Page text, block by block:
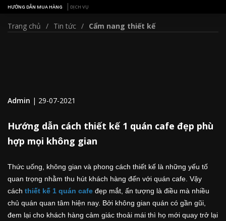
HƯỚNG DẪN MUA HÀNG DỊCH VỤ
Trang chủ Tin tức Cẩm nang thiết kế
Admin | 29-07-2021
Hướng dẫn cách thiết kế 1 quán cafe đẹp phù
hợp mọi không gian
Thức uống, không gian và phong cách thiết kế là những yếu tố
quan trọng nhằm thu hút khách hàng đến với quán cafe. Vậy
cách thiết kế 1 quán cafe đẹp mắt, ấn tượng là điều mà nhiều
chủ quán quan tâm hiện nay. Bởi không gian quán có gần gũi,
đem lại cho khách hàng cảm giác thoải mái thì họ mới quay trở lại